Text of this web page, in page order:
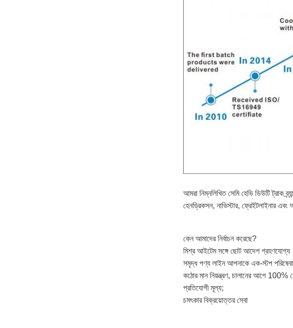
আমরা নিম্নলিখিত সেমি হেভি ডিউটি ​​ট্রাক
হেনড্রিকসন, নাভিস্টার, ফ্রেইটলাইনার
কেন আমাদের নির্বাচন করেছে?
মিশ্র আইটেম সঙ্গে ছোট আদেশ গ্রহণযোগ্য
সমৃদ্ধ পণ্য লাইন আপনাকে এক-স্টপ
কঠোর মান নিয়ন্ত্রণ, চালানের আগে 100%
প্রতিযোগী মূল্য;
চমৎকার বিক্রয়োত্তর সেবা